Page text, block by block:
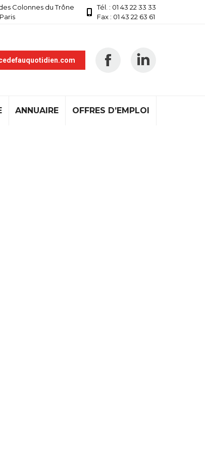
Colonnes du Trône
Tél. : 01 43 22 33 33
Fax : 01 43 22 63 61
ANNUAIRE OFFRES D’EMPLOI